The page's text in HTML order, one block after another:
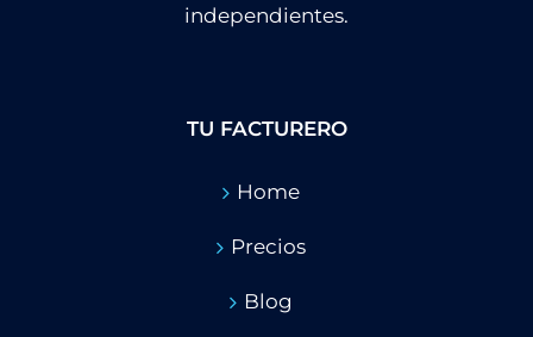
independientes.
TU FACTURERO
Home
Precios
Blog